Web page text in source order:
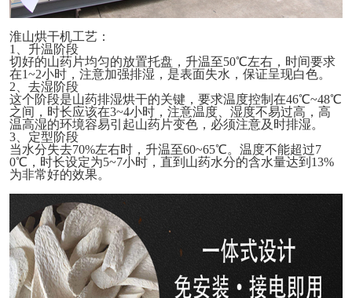
淮山烘干机工艺：
1、 升温阶段
切好的山药片均匀的放置托盘，升温至50℃左右，时间要求
在1~2小时，注意加强排湿，是表面失水，保证呈现白色。
2、 去湿阶段
这个阶段是山药排湿烘干的关键，要求温度控制在46℃~48℃
之间，时长应该在3~4小时，注意温度、湿度不易过高，高
温高湿的环境容易引起山药片变色，必须注意及时排湿。
3、 定型阶段
当水分失去70%左右时，升温至60~65℃。温度不能超过7
0℃，时长设定为5~7小时，直到山药水分的含水量达到13%
为非常好的效果。